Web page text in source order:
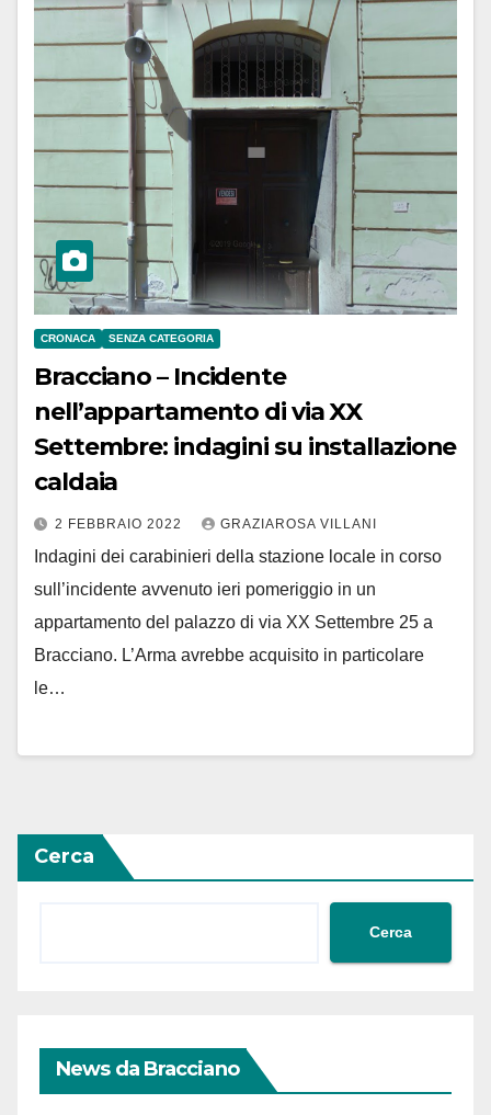
CRONACA SENZA CATEGORIA
Bracciano – Incidente
nell’appartamento di via XX
Settembre: indagini su installazione
caldaia
2 FEBBRAIO 2022 GRAZIAROSA VILLANI
Indagini dei carabinieri della stazione locale in corso
sull’incidente avvenuto ieri pomeriggio in un
appartamento del palazzo di via XX Settembre 25 a
Bracciano. L’Arma avrebbe acquisito in particolare
le…
Cerca
Cerca
News da Bracciano